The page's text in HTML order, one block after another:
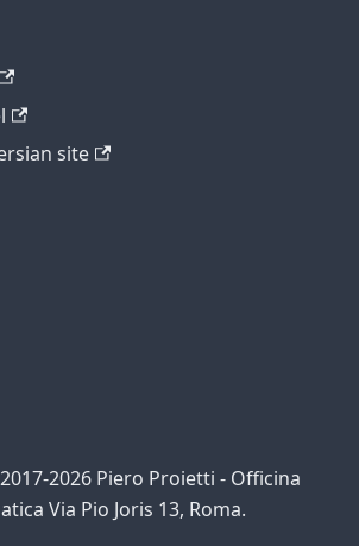
site
2026 Piero Proietti - Officina
Via Pio Joris 13, Roma.